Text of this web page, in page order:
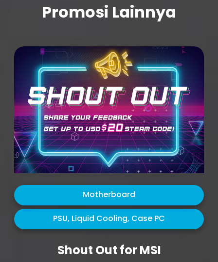
Promosi Lainnya
Motherboard
PSU, Liquid Cooling, Case PC
Shout Out for MSI